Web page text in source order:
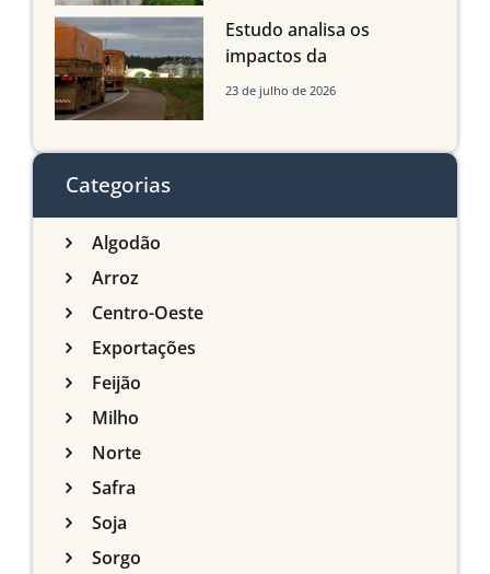
Estudo analisa os
impactos da
infraestrutura logística
do Sul
23 de julho de 2026
Categorias
Algodão
Arroz
Centro-Oeste
Exportações
Feijão
Milho
Norte
Safra
Soja
Sorgo